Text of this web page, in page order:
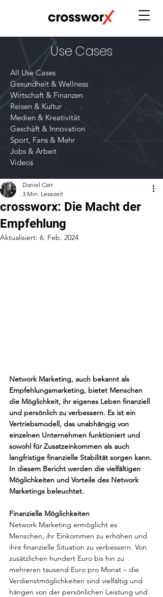
Use Cases
All Use Cases
Gesundheit & Wellness
Wirtschaft & Finanzen
Reisen & Kultur
Medien & Kreativität
Geschäft & Innovation
Sport, Fans & Mehr
Jobs & Arbeit
Videos
crossworx: Die Macht der
Empfehlung
Daniel Carr
3 Min. Lesezeit
Aktualisiert: 6. Feb. 2024
Network Marketing, auch bekannt als
Empfehlungsmarketing, bietet Menschen
die Möglichkeit, ihr eigenes Leben finanziell
und persönlich zu verbessern. Es ist ein
Vertriebsmodell, das unabhängig von
einzelnen Unternehmen funktioniert und
sowohl für Zusatzeinkommen als auch
langfristige finanzielle Stabilität sorgen kann.
In diesem Bericht werden die vielfältigen
Möglichkeiten und Vorteile des Network
Marketings beleuchtet.
Finanzielle Möglichkeiten
Network Marketing ermöglicht es
Menschen, ihr Einkommen zu erhöhen und
ihre finanzielle Situation zu verbessern. Von
zusätzlichen hundert Euro bis hin zu
mehreren tausend Euro pro Monat – die
Verdienstmöglichkeiten sind vielfältig und
hängen von der persönlichen Leistung und